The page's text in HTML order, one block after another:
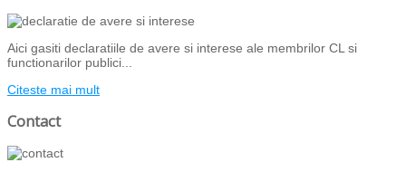
Aici gasiti declaratiile de avere si interese ale membrilor CL si
functionarilor publici...
Citeste mai mult
Contact